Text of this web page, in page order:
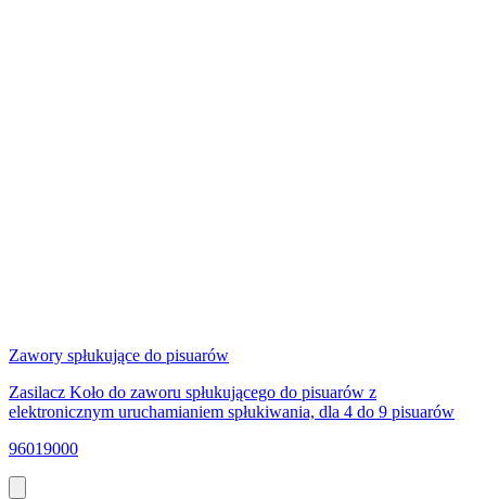
Zawory spłukujące do pisuarów
Zasilacz Koło do zaworu spłukującego do pisuarów z
elektronicznym uruchamianiem spłukiwania, dla 4 do 9 pisuarów
96019000